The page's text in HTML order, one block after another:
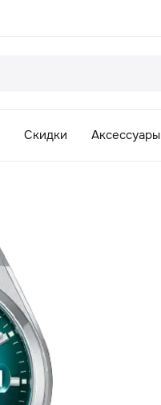
Скидки Аксессуары